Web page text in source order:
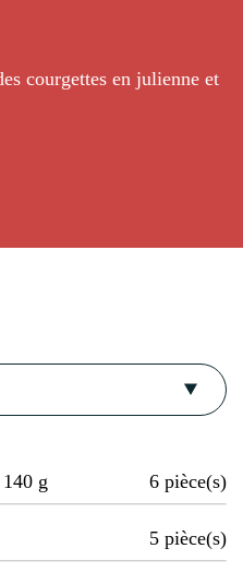
courgettes en julienne et
g 6 pièce(s)
5 pièce(s)